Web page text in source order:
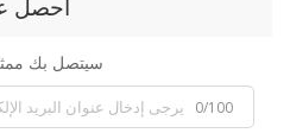
احصل على
سيتصل بك ممثلنا